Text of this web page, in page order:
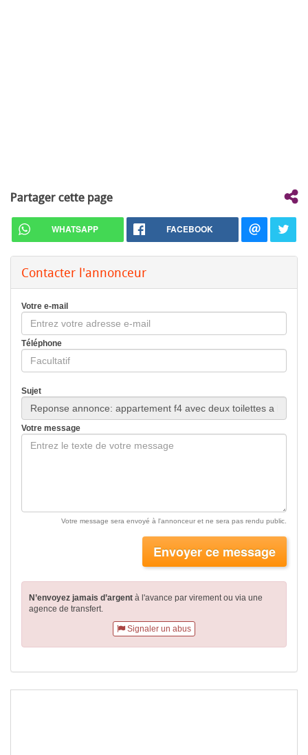
Partager cette page
WHATSAPP FACEBOOK
Contacter l'annonceur
Votre e-mail
Téléphone
Sujet
Votre message
Votre message sera envoyé à l'annonceur et ne sera pas rendu public.
Envoyer ce message
N’envoyez jamais d’argent à l'avance par virementou via une
agence de transfert.
Signaler un abus